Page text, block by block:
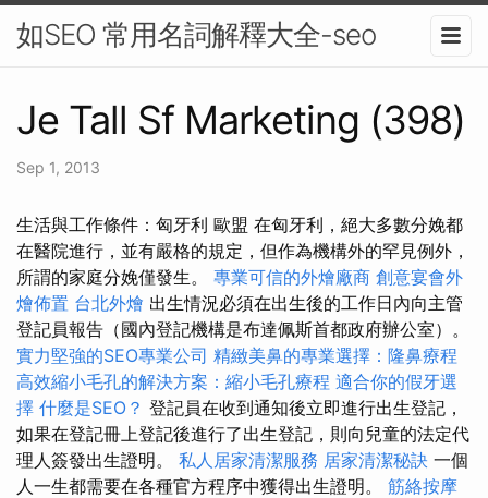
如SEO 常用名詞解釋大全-seo
Je Tall Sf Marketing (398)
Sep 1, 2013
生活與工作條件：匈牙利 歐盟 在匈牙利，絕大多數分娩都
在醫院進行，並有嚴格的規定，但作為機構外的罕見例外，
所謂的家庭分娩僅發生。 專業可信的外燴廠商 創意宴會外
燴佈置 台北外燴 出生情況必須在出生後的工作日內向主管
登記員報告（國內登記機構是布達佩斯首都政府辦公室）。
實力堅強的SEO專業公司 精緻美鼻的專業選擇：隆鼻療程
高效縮小毛孔的解決方案：縮小毛孔療程 適合你的假牙選
擇 什麼是SEO？ 登記員在收到通知後立即進行出生登記，
如果在登記冊上登記後進行了出生登記，則向兒童的法定代
理人簽發出生證明。 私人居家清潔服務 居家清潔秘訣 一個
人一生都需要在各種官方程序中獲得出生證明。 筋絡按摩